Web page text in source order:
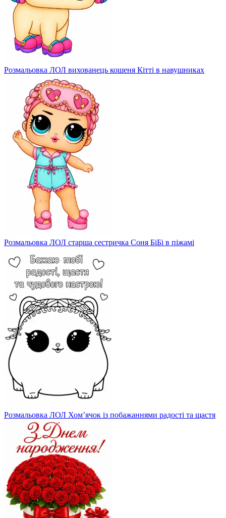
Розмальовка ЛОЛ вихованець кошеня Кітті в навушниках
Розмальовка ЛОЛ старша сестричка Соня БіБі в піжамі
Розмальовка ЛОЛ Хом’ячок із побажаннями радості та щастя